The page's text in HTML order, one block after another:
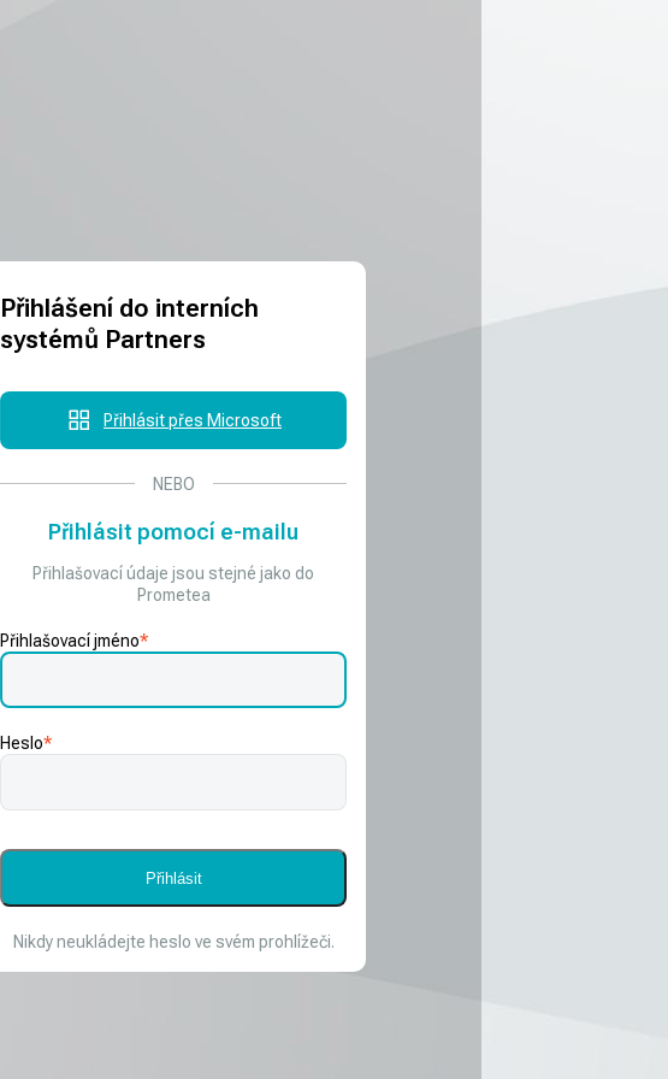
Přihlášení do interních
systémů Partners
Přihlásit přes Microsoft
NEBO
Přihlásit pomocí e-mailu
Přihlašovací údaje jsou stejné jako do
Prometea
Přihlašovací jméno*
Heslo*
Nikdy neukládejte heslo ve svém prohlížeči.